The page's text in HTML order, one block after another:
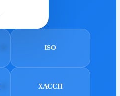
ISO
ХАССП